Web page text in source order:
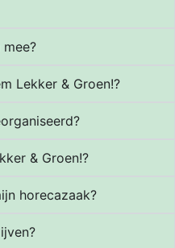
Lekker & Groen!?
& Groen!?
horecazaak?